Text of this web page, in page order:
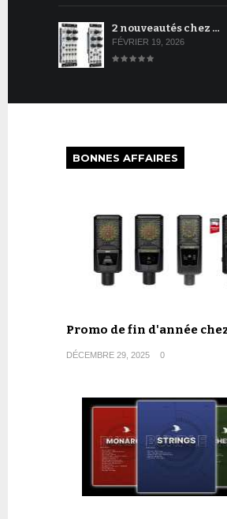
2 nouveautés chez …
FÉVRIER 19, 2026
BONNES AFFAIRES
Promo de fin d'année
DÉCEMBRE 29, 2025 0